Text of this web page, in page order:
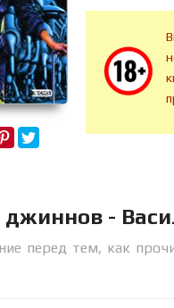
-
перед тем, как